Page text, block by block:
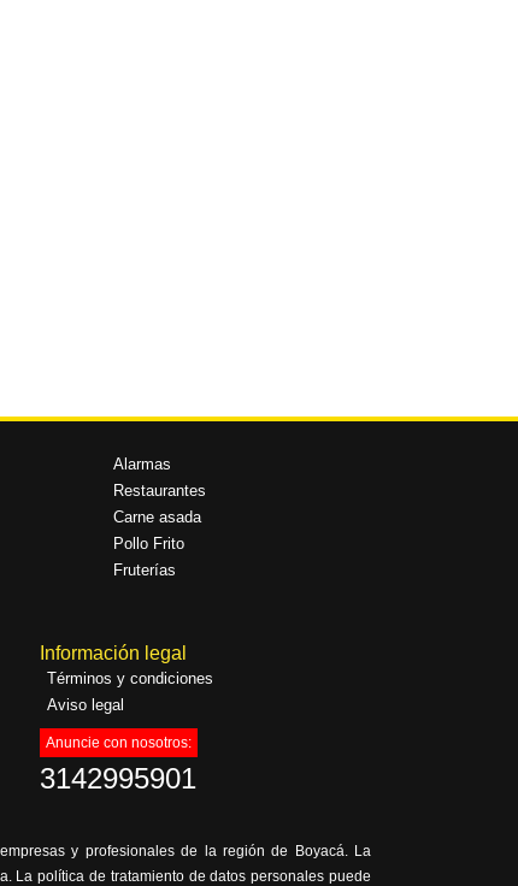
Alarmas
Restaurantes
Carne asada
Pollo Frito
Fruterías
Información legal
Términos y condiciones
Aviso legal
Anuncie con nosotros:
3142995901
y profesionales de la región de Boyacá. La
La política de tratamiento de datos personales puede